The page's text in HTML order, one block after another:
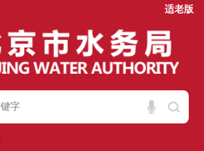
适老版